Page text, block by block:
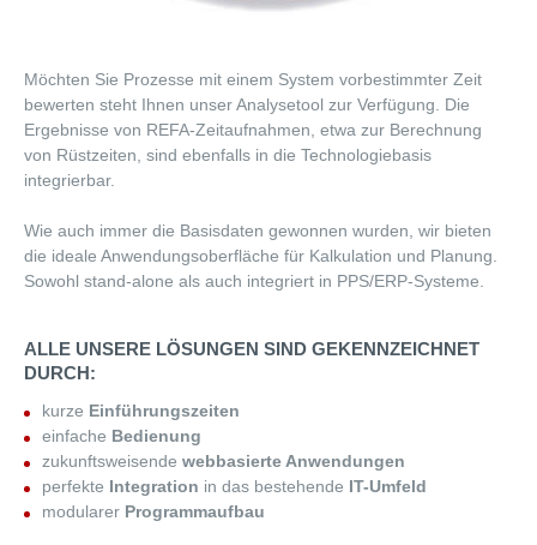
Möchten Sie Prozesse mit einem System vorbestimmter Zeit
bewerten steht Ihnen unser Analysetool zur Verfügung. Die
Ergebnisse von REFA-Zeitaufnahmen, etwa zur Berechnung
von Rüstzeiten, sind ebenfalls in die Technologiebasis
integrierbar.
Wie auch immer die Basisdaten gewonnen wurden, wir bieten
die ideale Anwendungsoberfläche für Kalkulation und Planung.
Sowohl stand-alone als auch integriert in PPS/ERP-Systeme.
ALLE UNSERE LÖSUNGEN SIND GEKENNZEICHNET
DURCH:
kurze Einführungszeiten
einfache Bedienung
zukunftsweisende webbasierte Anwendungen
perfekte Integration in das bestehende IT-Umfeld
modularer Programmaufbau